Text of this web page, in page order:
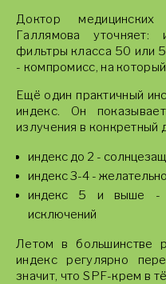
Доктор
Галлямова уточняет:
фильтры класса 50 или
- компромисс, на
Ещё один практичный
индекс. Он
излучения в конкретный
индекс до 2 -
индекс 3-4 -
индекс 5 и выше -
исключений
Летом в большинстве
индекс регулярно
значит, что SPF-крем в